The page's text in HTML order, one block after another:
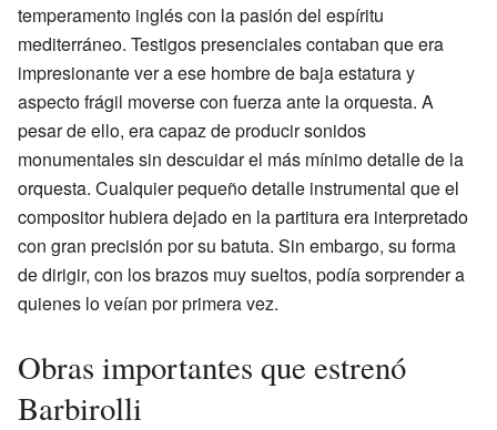
temperamento inglés con la pasión del espíritu
mediterráneo. Testigos presenciales contaban que era
impresionante ver a ese hombre de baja estatura y
aspecto frágil moverse con fuerza ante la orquesta. A
pesar de ello, era capaz de producir sonidos
monumentales sin descuidar el más mínimo detalle de la
orquesta. Cualquier pequeño detalle instrumental que el
compositor hubiera dejado en la partitura era interpretado
con gran precisión por su batuta. Sin embargo, su forma
de dirigir, con los brazos muy sueltos, podía sorprender a
quienes lo veían por primera vez.
Obras importantes que estrenó
Barbirolli